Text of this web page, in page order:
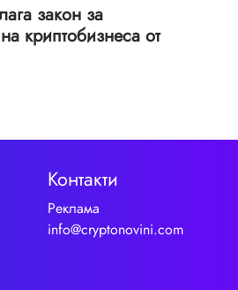
закон за
криптобизнеса от
Контакти
Реклама
info@cryptonovini.com